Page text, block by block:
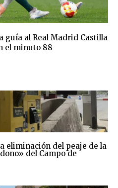
guía al Real Madrid Castilla
el minuto 88
eliminación del peaje de la
del Campo de